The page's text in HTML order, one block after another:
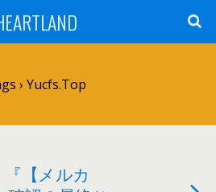
› Yucfs.top
『【メルカ